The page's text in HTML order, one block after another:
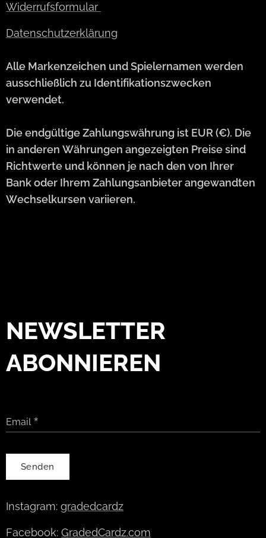
Widerrufsformular
Datenschutzerklärung
Alle Markenzeichen und Spielernamen werden
ausschließlich zu Identifikationszwecken
verwendet.
Die endgültige Zahlungswährung ist EUR (€). Die
in anderen Währungen angezeigten Preise sind
Richtwerte und können je nach den von Ihrer
Bank oder Ihrem Zahlungsanbieter angewandten
Wechselkursen variieren.
NEWSLETTER
ABONNIEREN
Email
Senden
Instagram: gradedcardz
Facebook: GradedCardz.com